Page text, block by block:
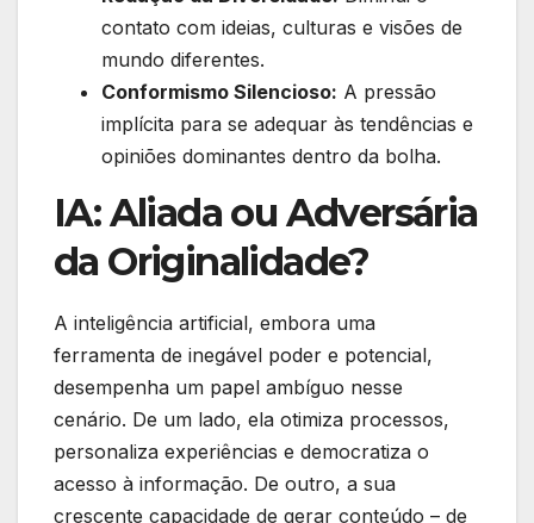
contato com ideias, culturas e visões de
mundo diferentes.
Conformismo Silencioso: A pressão
implícita para se adequar às tendências e
opiniões dominantes dentro da bolha.
IA: Aliada ou Adversária
da Originalidade?
A inteligência artificial, embora uma
ferramenta de inegável poder e potencial,
desempenha um papel ambíguo nesse
cenário. De um lado, ela otimiza processos,
personaliza experiências e democratiza o
acesso à informação. De outro, a sua
crescente capacidade de gerar conteúdo – de